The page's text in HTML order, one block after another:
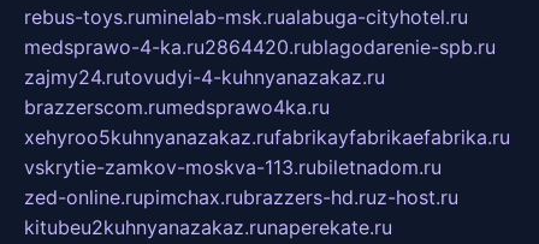
rebus-toys.ruminelab-msk.rualabuga-cityhotel.ru
medsprawo-4-ka.ru2864420.rublagodarenie-spb.ru
zajmy24.rutovudyi-4-kuhnyanazakaz.ru
brazzerscom.rumedsprawo4ka.ru
xehyroo5kuhnyanazakaz.rufabrikayfabrikaefabrika.ru
vskrytie-zamkov-moskva-113.rubiletnadom.ru
zed-online.rupimchax.rubrazzers-hd.ruz-host.ru
kitubeu2kuhnyanazakaz.runaperekate.ru